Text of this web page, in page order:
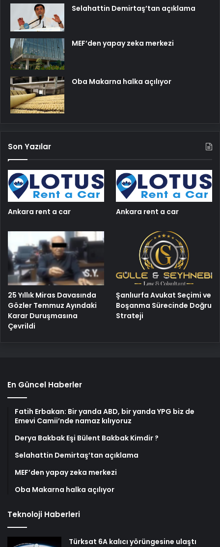
Selahattin Demirtaş’tan açıklama
MEF’den yapay zeka merkezi
Oba Makarna halka açılıyor
Son Yazılar
Ankara rent a car Ankara rent a car
25 Yıllık Miras Davasında
Gözler Temmuz Ayındaki
Karar Duruşmasına
Çevrildi
Şanlıurfa Avukat Seçimi ve
Boşanma Sürecinde Doğru
Strateji
En Güncel Haberler
Fatih Erbakan: Bir yanda ABD, bir yanda YPG biz de
Emevi Camii’nde namaz kılıyoruz
Derya Bakbak Eşi Bülent Bakbak Kimdir ?
Selahattin Demirtaş’tan açıklama
MEF’den yapay zeka merkezi
Oba Makarna halka açılıyor
Teknoloji Haberleri
Türksat 6A kalıcı yörüngesine ulaştı